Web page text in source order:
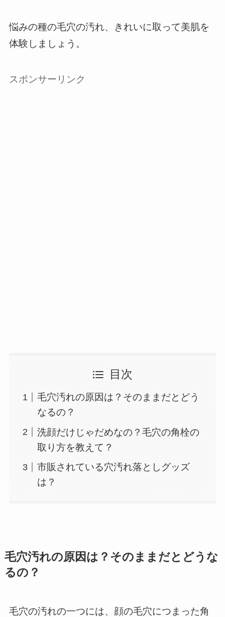
悩みの種の毛穴の汚れ、きれいに取って美肌を
体験しましょう。
スポンサーリンク
目次
毛穴汚れの原因は？そのままだとどう
なるの？
洗顔だけじゃだめなの？毛穴の角栓の
取り方を教えて？
市販されている穴汚れ落としグッズ
は？
毛穴汚れの原因は？そのままだとどうな
るの？
毛穴の汚れの一つには、顔の毛穴につまった角